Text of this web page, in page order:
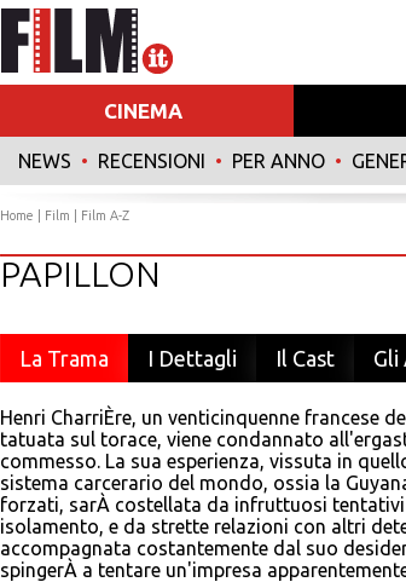
CINEMA
NEWS • RECENSIONI • PER ANNO •
Home Film Film A-Z
PAPILLON
La Trama I Dettagli Il Cast Gli
Henri CharriÈre, un venticinquenne francese
tatuata sul torace, viene condannato
commesso. La sua esperienza, vissuta in
sistema carcerario del mondo, ossia la
forzati, sarÀ costellata da infruttuosi
isolamento, e da strette relazioni con altri
accompagnata costantemente dal suo
spingerÀ a tentare un'impresa